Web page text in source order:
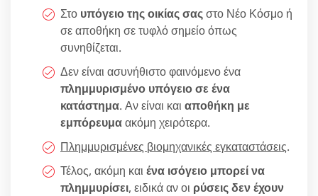
Στο υπόγειο της οικίας σαςστο Νέο Κόσμο ή
σε αποθήκη σε τυφλό σημείο όπως
συνηθίζεται.
Δεν είναι ασυνήθιστο φαινόμενο ένα
πλημμυρισμένο υπόγειο σε ένα
κατάστημα. Αν είναι και αποθήκη με
εμπόρευμαακόμη χειρότερα.
Πλημμυρισμένες βιομηχανικές εγκαταστάσεις.
Τέλος, ακόμη και ένα ισόγειο μπορεί να
πλημμυρίσει, ειδικά αν οι ρύσεις δεν έχουν